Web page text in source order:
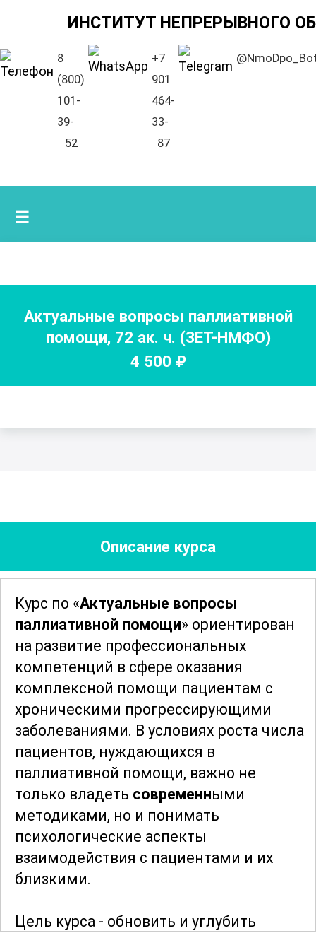
ИНСТИТУТ НЕПРЕРЫВНОГО
8
(800)
101-
39-
52
+7
901
464-
33-
87
☰
Актуальные вопросы паллиативной
помощи, 72 ак. ч. (ЗЕТ-НМФО)
4 500 ₽
Описание курса
Курс по «Актуальные вопросы
паллиативной помощи» ориентирован
на развитие профессиональных
компетенций в сфере оказания
комплексной помощи пациентам с
хроническими прогрессирующими
заболеваниями. В условиях роста числа
пациентов, нуждающихся в
паллиативной помощи, важно не
только владеть современными
методиками, но и понимать
психологические аспекты
взаимодействия с пациентами и их
близкими.
Цель курса - обновить и углубить